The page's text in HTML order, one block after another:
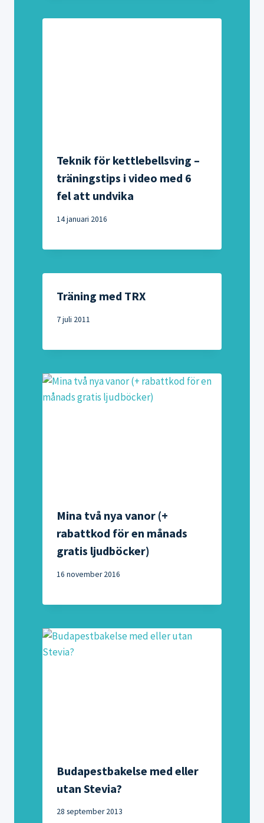
Teknik för kettlebellsving –
träningstips i video med 6
fel att undvika
14 januari 2016
Träning med TRX
7 juli 2011
Mina två nya vanor (+
rabattkod för en månads
gratis ljudböcker)
16 november 2016
Budapestbakelse med eller
utan Stevia?
28 september 2013